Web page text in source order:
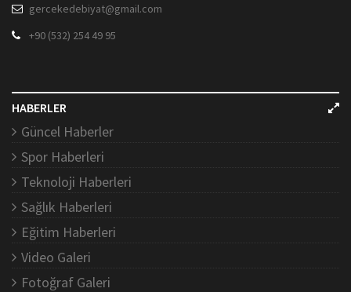
gercekedebiyat@gmail.com
+90 (532) 254 49 95
HABERLER
Güncel Haberler
Spor Haberleri
Teknoloji Haberleri
Sağlık Haberleri
Eğitim Haberleri
Video Galeri
Fotoğraf Galeri